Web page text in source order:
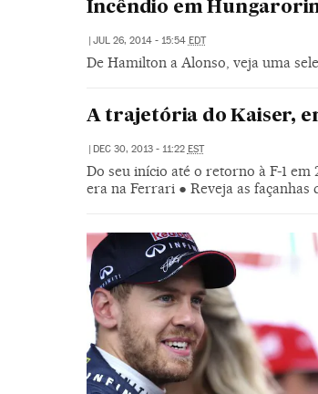
Incêndio em
| JUL 26, 2014 - 15:54 EDT
De Hamilton a Alonso, veja uma
A trajetória do Kaiser,
| DEC 30, 2013 - 11:22 EST
Do seu início até o retorno à F-1
era na Ferrari ● Reveja as façanhas